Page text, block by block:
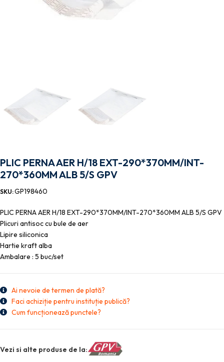
PLIC PERNA AER H/18 EXT-290*370MM/INT-
270*360MM ALB 5/S GPV
SKU:GP198460
PLIC PERNA AER H/18 EXT-290*370MM/INT-270*360MM ALB 5/S GPV
Plicuri antisoc cu bule de aer
Lipire siliconica
Hartie kraft alba
Ambalare : 5 buc/set
Ai nevoie de termen de plată?
Faci achiziție pentru instituție publică?
Cum funcționează punctele?
Vezi si alte produse de la: